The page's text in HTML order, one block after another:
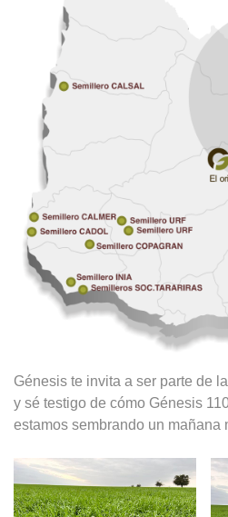
Génesis te invita a ser parte de
y sé testigo de cómo Génesis
estamos sembrando un mañana